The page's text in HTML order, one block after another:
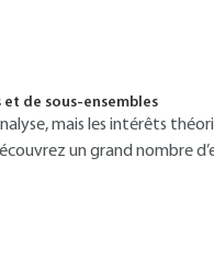
de sous-ensembles
mais les intérêts
un grand nombre